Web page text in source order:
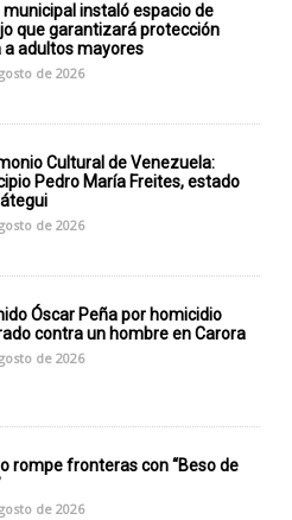
municipal instaló espacio de
que garantizará protección
a adultos mayores
de 2026
Cultural de Venezuela:
Pedro María Freites, estado
de 2026
Óscar Peña por homicidio
contra un hombre en Carora
de 2026
rompe fronteras con “Beso de
de 2026